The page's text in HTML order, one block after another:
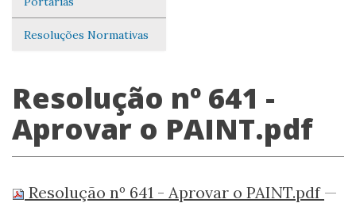
Resoluções Normativas
Resolução nº 641 -
Aprovar o PAINT.pdf
Resolução nº 641 - Aprovar o PAINT.pdf —